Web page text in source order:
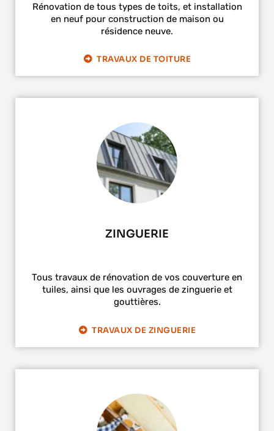
Rénovation de tous types de toits, et installation
en neuf pour construction de maison ou
résidence neuve.
TRAVAUX DE TOITURE
ZINGUERIE
Tous travaux de rénovation de vos couverture en
tuiles, ainsi que les ouvrages de zinguerie et
gouttières.
TRAVAUX DE ZINGUERIE